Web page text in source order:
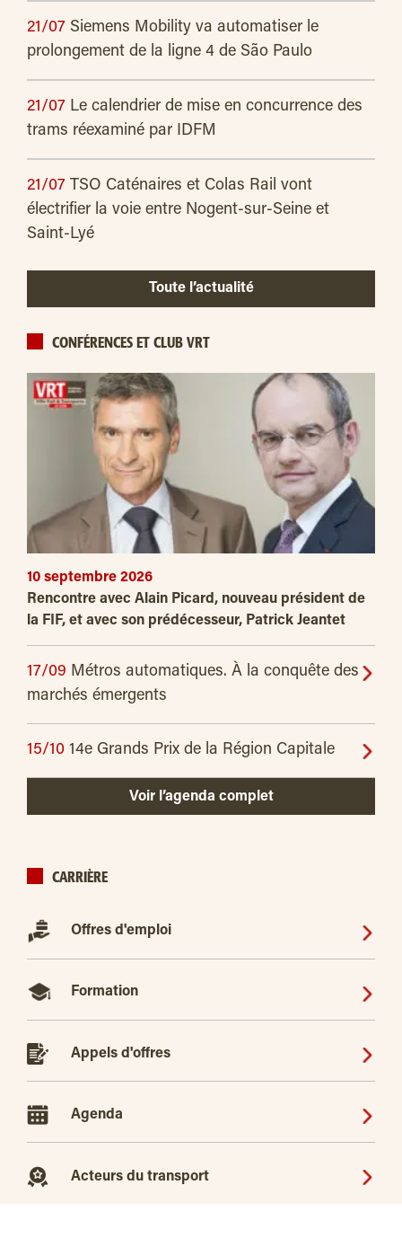
21/07 Siemens Mobility va automatiser le
prolongement de la ligne 4 de São Paulo
21/07 Le calendrier de mise en concurrence des
trams réexaminé par IDFM
21/07 TSO Caténaires et Colas Rail vont
électrifier la voie entre Nogent-sur-Seine et
Saint-Lyé
Toute l’actualité
CONFÉRENCES ET CLUB VRT
10 septembre 2026
Rencontre avec Alain Picard, nouveau président de
la FIF, et avec son prédécesseur, Patrick Jeantet
17/09 Métros automatiques. À la conquête des
marchés émergents
15/10 14e Grands Prix de la Région Capitale
Voir l’agenda complet
CARRIÈRE
Offres d'emploi
Formation
Appels d'offres
Agenda
Acteurs du transport